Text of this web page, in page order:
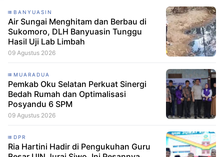
BANYUASIN
Air Sungai Menghitam dan Berbau di
Sukomoro, DLH Banyuasin Tunggu
Hasil Uji Lab Limbah
09 Agustus 2026
MUARADUA
Pemkab Oku Selatan Perkuat Sinergi
Bedah Rumah dan Optimalisasi
Posyandu 6 SPM
09 Agustus 2026
DPR
Ria Hartini Hadir di Pengukuhan Guru